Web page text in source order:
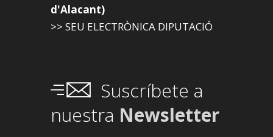
d'Alacant)
>> SEU ELECTRÒNICA DIPUTACIÓ
Suscríbete a
nuestra Newsletter